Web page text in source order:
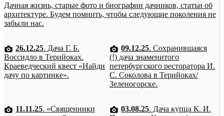
Дачная жизнь, старые фото и биографии дачников, статьи об
архитектуре. Будем помнить, чтобы следующие поколения не
забыли нас.
26.12.25. Дача Г. Б.
Воссидло в Терийоках.
Краеведческий квест «Найди
дачу по картинке».
09.12.25. Сохранившаяся
(!) дача знаменитого
петербургского ресторатора И.
С. Соколова в Терийоках/
Зеленогорске.
11.11.25. «Священники
03.08.25. Дача купца К. И.